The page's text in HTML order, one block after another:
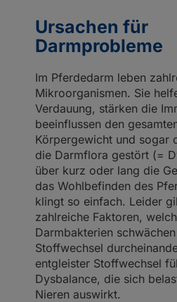
Ursachen für
Darmprobleme
Im Pferdedarm leben
Mikroorganismen. Sie
Verdauung, stärken die
beeinflussen den
Körpergewicht und sogar
die Darmflora gestört (=
über kurz oder lang die
das Wohlbefinden des
klingt so einfach. Leider
zahlreiche Faktoren,
Darmbakterien
Stoffwechsel
entgleister Stoffwechsel
Dysbalance, die sich
Nieren auswirkt.